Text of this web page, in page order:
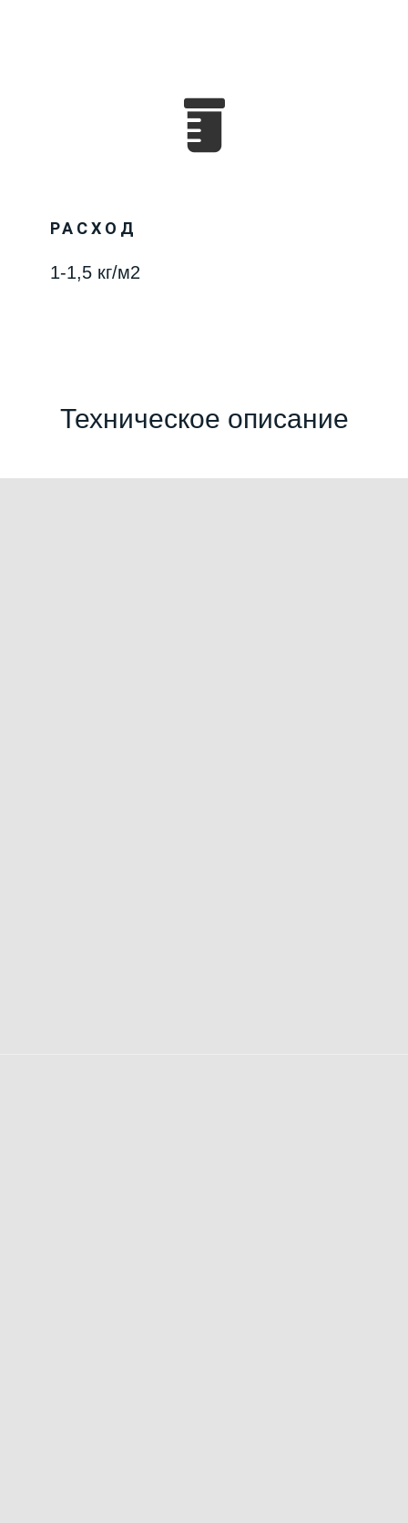
РАСХОД
1-1,5 кг/м2
Техническое описание